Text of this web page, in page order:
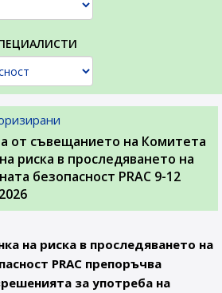
от съвещанието на Комитета
риска в проследяването на
безопасност PRAC 9-12
на риска в проследяването на
PRAC препоръчва
за употреба на